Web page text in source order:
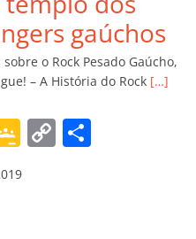
a
ss
ro
o
m
k h
ar
gaúchos
o Rock Pesado Gaúcho,
– A História do Rock […]
G
o
o
C